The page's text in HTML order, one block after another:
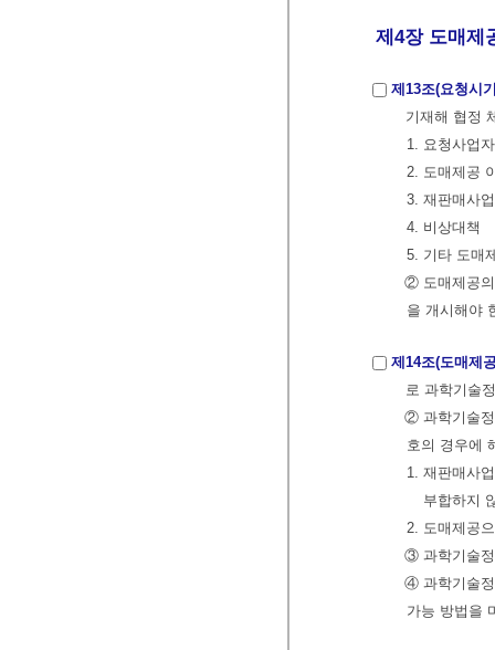
제4장 도매제
제13조(요청시
기재해 협정
1. 요청사업
2. 도매제공
3. 재판매사
4. 비상대책
5. 기타 도매
② 도매제공의
을 개시해야
제14조(도매제
로 과학기술
② 과학기술정
호의 경우에
1. 재판매사
부합하지
2. 도매제공
③ 과학기술정
④ 과학기술정
가능 방법을